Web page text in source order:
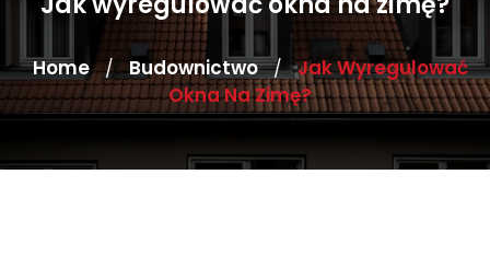
Home / Budownictwo / Jak Wyregulować
Okna Na Zimę?